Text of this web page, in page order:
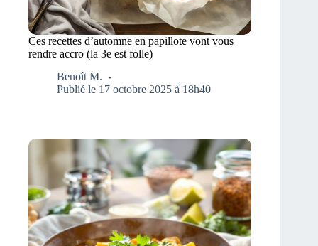
Ces recettes d’automne en papillote vont vous
rendre accro (la 3e est folle)
Benoît M.
Publié le 17 octobre 2025 à 18h40